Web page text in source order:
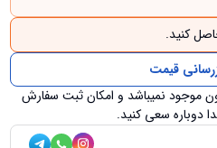
کنید.
قیمت
موجود نمیباشد و امکان ثبت سفارش
دوباره سعی کنید.